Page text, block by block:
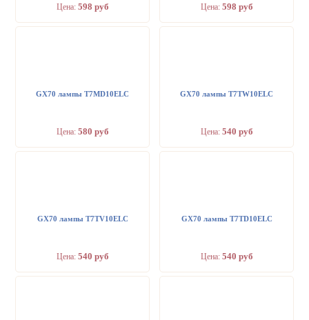
Цена: 598 руб Цена: 598 руб
GX70 лампы T7MD10ELC
Цена: 580 руб
GX70 лампы T7TW10ELC
Цена: 540 руб
GX70 лампы T7TV10ELC
Цена: 540 руб
GX70 лампы T7TD10ELC
Цена: 540 руб